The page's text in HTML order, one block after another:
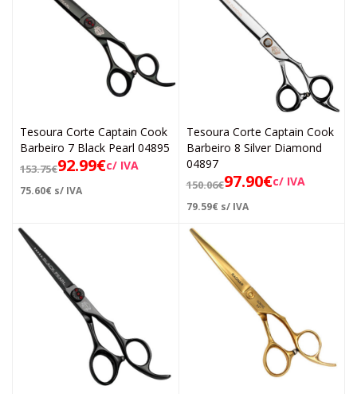
Tesoura Corte Captain Cook
Barbeiro 7 Black Pearl 04895
153.75€92.99€c/ IVA
75.60€ s/ IVA
Tesoura Corte Captain Cook
Barbeiro 8 Silver Diamond
04897
150.06€97.90€c/ IVA
79.59€ s/ IVA